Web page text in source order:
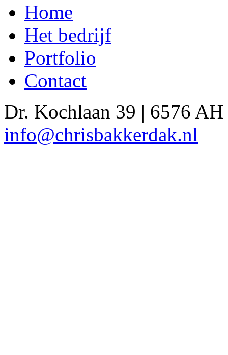
Home
Het bedrijf
Portfolio
Contact
Dr. Kochlaan 39 | 6576
info@chrisbakkerdak.nl